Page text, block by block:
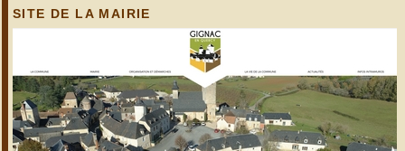
SITE DE LA MAIRIE